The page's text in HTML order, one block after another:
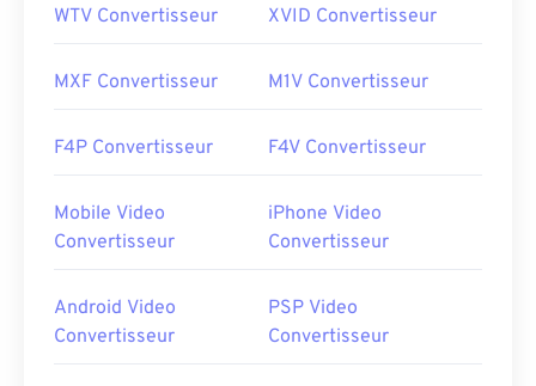
WTV Convertisseur XVID Convertisseur
MXF Convertisseur M1V Convertisseur
F4P Convertisseur F4V Convertisseur
Mobile Video
Convertisseur
iPhone Video
Convertisseur
Android Video
Convertisseur
PSP Video
Convertisseur